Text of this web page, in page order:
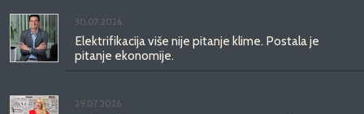
30.07.2026.
Elektrifikacija više nije pitanje klime. Postala je
pitanje ekonomije.
29.07.2026.